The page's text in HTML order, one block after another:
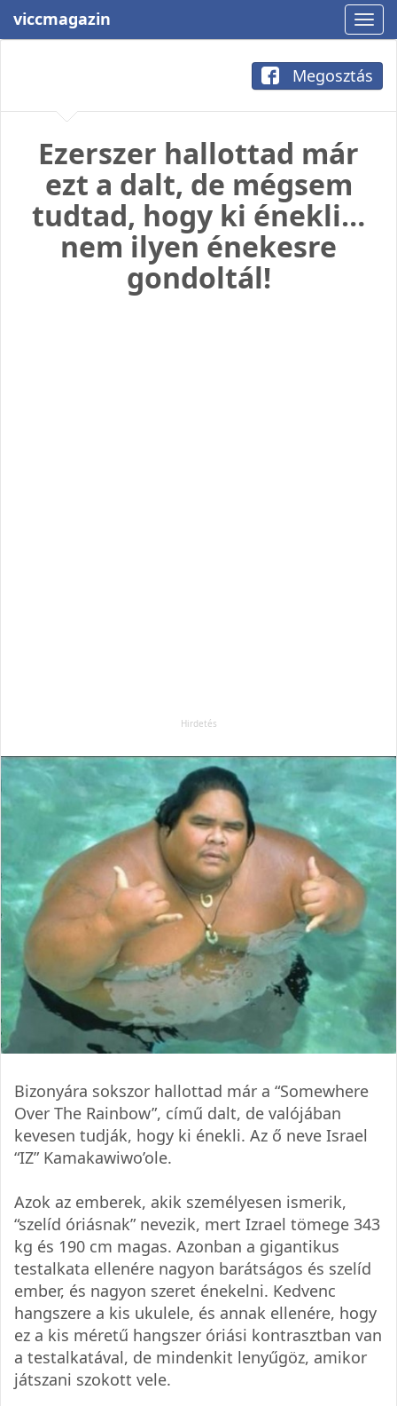
viccmagazin
Megosztás
Ezerszer hallottad már
ezt a dalt, de mégsem
tudtad, hogy ki énekli…
nem ilyen énekesre
gondoltál!
Bizonyára sokszor hallottad már a “Somewhere
Over The Rainbow”, című dalt, de valójában
kevesen tudják, hogy ki énekli. Az ő neve Israel
“IZ” Kamakawiwo’ole.
Azok az emberek, akik személyesen ismerik,
“szelíd óriásnak” nevezik, mert Izrael tömege 343
kg és 190 cm magas. Azonban a gigantikus
testalkata ellenére nagyon barátságos és szelíd
ember, és nagyon szeret énekelni. Kedvenc
hangszere a kis ukulele, és annak ellenére, hogy
ez a kis méretű hangszer óriási kontrasztban van
a testalkatával, de mindenkit lenyűgöz, amikor
játszani szokott vele.